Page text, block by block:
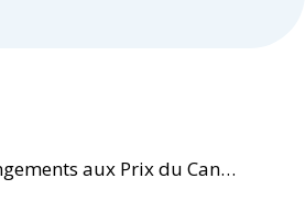
Canada et ouverture des candidatures pour 2017